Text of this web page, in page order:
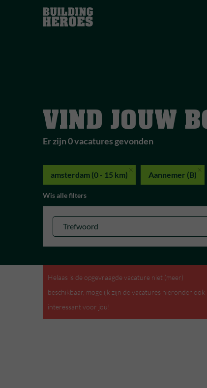
amsterdam (0 - 15 km) Aannemer (B)
Wis alle filters
VIND JOUW
Er zijn 0 vacatures gevonden
Helaas is de opgevraagde vacature niet (meer)
beschikbaar, mogelijk zijn de vacatures hieronder ook
interessant voor jou!